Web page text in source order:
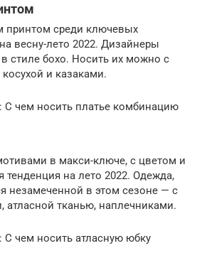
принтом среди ключевых
весну-лето 2022. Дизайнеры
стиле бохо. Носить их можно с
и казаками.
С чем носить платье комбинацию
в макси-ключе, с цветом и
на лето 2022. Одежда,
незамеченной в этом сезоне — с
атласной тканью, наплечниками.
С чем носить атласную юбку